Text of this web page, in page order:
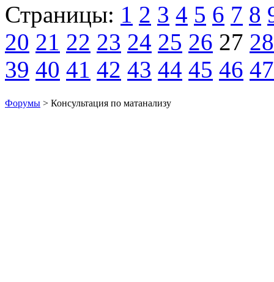
Страницы: 1 2 3 4 5 6 7 8
20 21 22 23 24 25 26 27 28
39 40 41 42 43 44 45 46 47
Форумы > Консультация по матанализу